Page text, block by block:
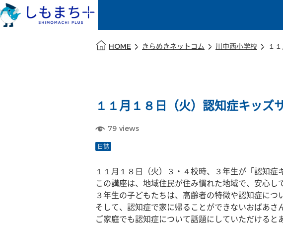
HOME きらめきネットコム 川中西小学校 １
１１月１８日（火）認知症キッズ
79 views
日誌
１１月１８日（火）３・４校時、３年生が「認知症
この講座は、地域住民が住み慣れた地域で、安心し
３年生の子どもたちは、高齢者の特徴や認知症につ
そして、認知症で家に帰ることができないおばあさ
ご家庭でも認知症について話題にしていただけると